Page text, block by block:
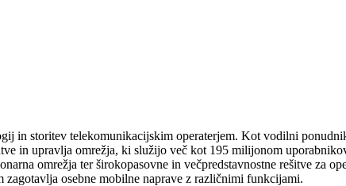
in storitev telekomunikacijskim operaterjem. Kot vodilni
in upravlja omrežja, ki služijo več kot 195 milijonom
omrežja ter širokopasovne in večpredstavnostne rešitve za
osebne mobilne naprave z različnimi funkcijami.